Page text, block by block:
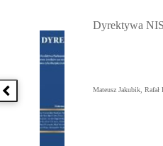
Poprzednia książka
Dyrektywa
Mateusz Jakubik, Rafał